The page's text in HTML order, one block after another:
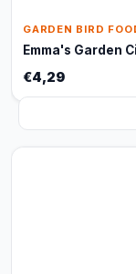
GARDEN BIRD
Emma's Garden
€4,29